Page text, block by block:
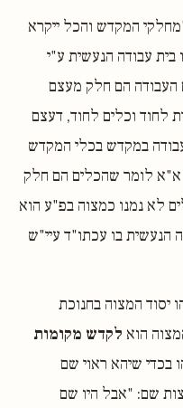
המקדש והכל ייקרא
עבודה הנעשית ע"י
העבודה הם חלק מעצם
לחוד וכלים לחוד, דעצם
במקדש בכלי המקדש
א"א לומר שהכלים הם חלק
לא נמנו כמצוה בפ"ע הוא
הנעשית בו עכתו"ד עיי"ש
יסוד המצוה בחנוכת
הוא לקדש מקומות
בכדי שיהא ראוי שם
שם: "אבל היו שם